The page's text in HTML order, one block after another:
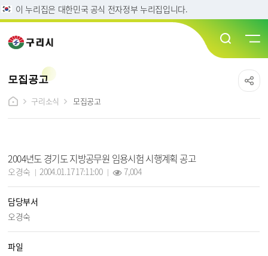
이 누리집은 대한민국 공식 전자정부 누리집입니다.
모집공고
구리소식
모집공고
2004년도 경기도 지방공무원 임용시험 시행계획 공고
오경숙 2004.01.17 17:11:00 7,004
담당부서
오경숙
파일